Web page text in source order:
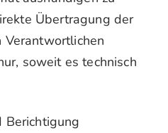
Übertragung der
Verantwortlichen
soweit es technisch
Berichtigung